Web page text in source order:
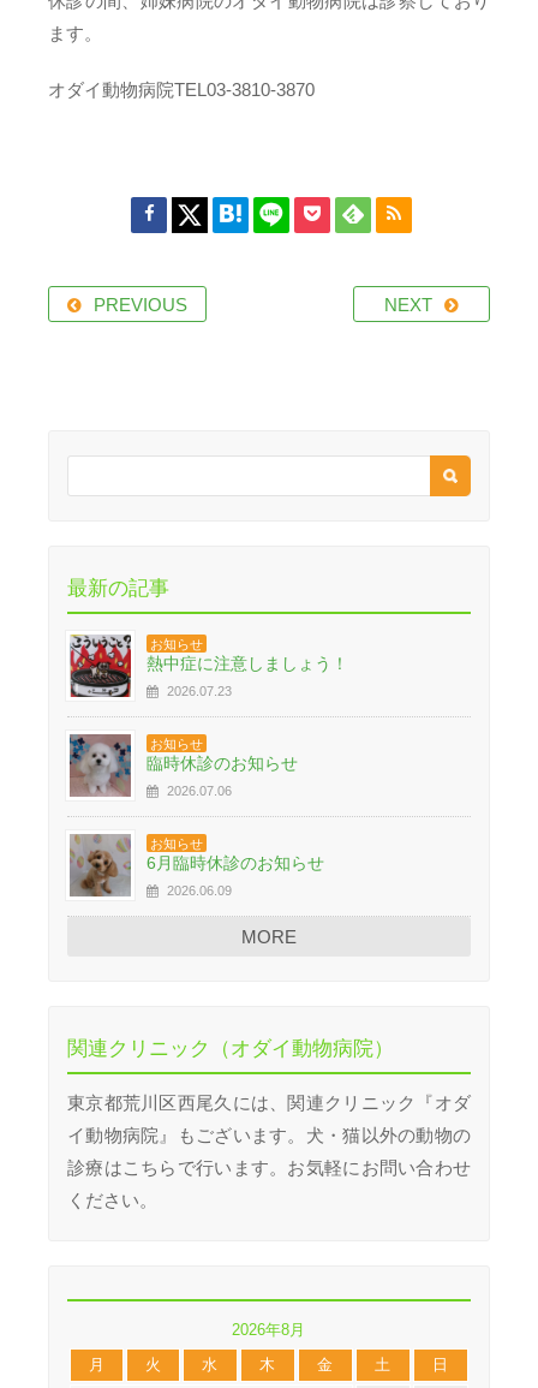
ます。
オダイ動物病院TEL03-3810-3870
PREVIOUS NEXT
最新の記事
お知らせ
熱中症に注意しましょう！
2026.07.23
お知らせ
臨時休診のお知らせ
2026.07.06
お知らせ
6月臨時休診のお知らせ
2026.06.09
MORE
関連クリニック（オダイ動物病院）
東京都荒川区西尾久には、関連クリニック『オダ
イ動物病院』もございます。犬・猫以外の動物の
診療はこちらで行います。お気軽にお問い合わせ
ください。
2026年8月
月
火 水 木 金 土 日